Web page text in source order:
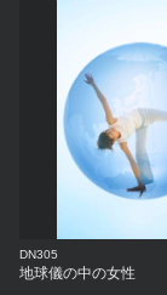
DN305
地球儀の中の女性